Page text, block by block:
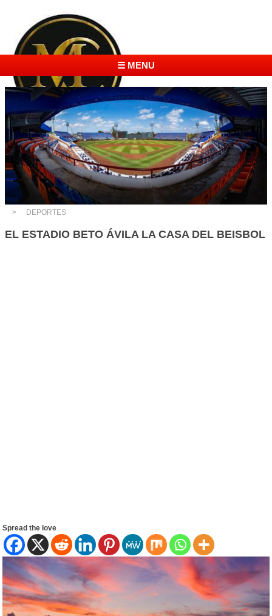
☰ MENU
DEPORTES
EL ESTADIO BETO ÁVILA LA CASA DEL BEISBOL
Spread the love